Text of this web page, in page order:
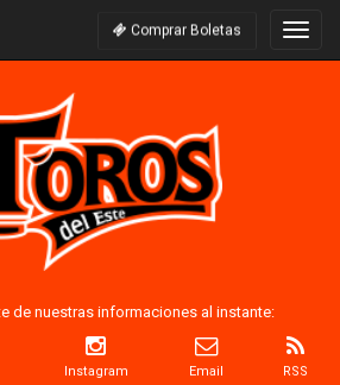
Comprar Boletas
de nuestras informaciones al instante:
Instagram Email RSS